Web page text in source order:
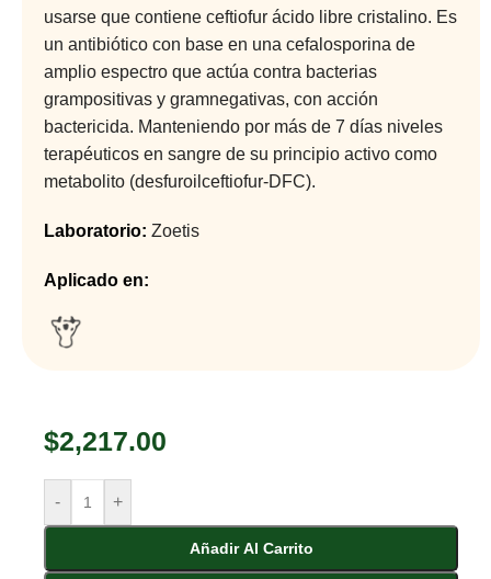
usarse que contiene ceftiofur ácido libre cristalino. Es
un antibiótico con base en una cefalosporina de
amplio espectro que actúa contra bacterias
grampositivas y gramnegativas, con acción
bactericida. Manteniendo por más de 7 días niveles
terapéuticos en sangre de su principio activo como
metabolito (desfuroilceftiofur-DFC).
Laboratorio: Zoetis
Aplicado en:
$2,217.00
- +
Añadir Al Carrito